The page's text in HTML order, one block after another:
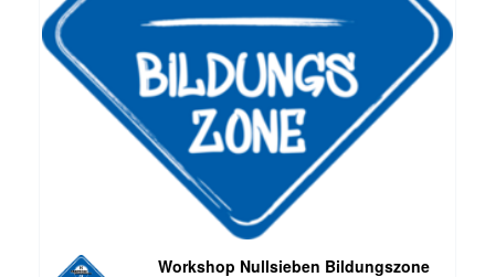
Workshop Nullsieben Bildungszone